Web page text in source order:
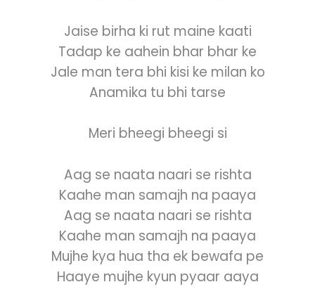
Jaise birha ki rut maine kaati
Tadap ke aahein bhar bhar ke
Jale man tera bhi kisi ke milan ko
Anamika tu bhi tarse
Meri bheegi bheegi si
Aag se naata naari se rishta
Kaahe man samajh na paaya
Aag se naata naari se rishta
Kaahe man samajh na paaya
Mujhe kya hua tha ek bewafa pe
Haaye mujhe kyun pyaar aaya